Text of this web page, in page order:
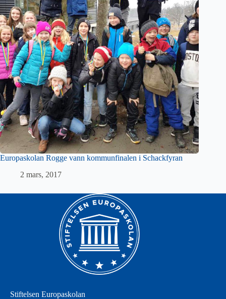
Europaskolan Rogge vann kommunfinalen i Schackfyran
2 mars, 2017
Stiftelsen Europaskolan